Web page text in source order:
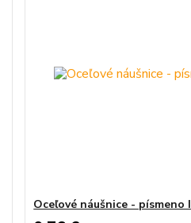
Oceľové náušnice - písmeno I